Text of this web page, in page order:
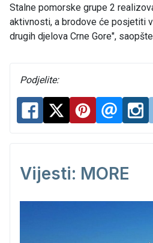
Stalne pomorske grupe 2
aktivnosti, a brodove će posjetiti
drugih djelova Crne Gore",
Podjelite:
Vijesti: MORE